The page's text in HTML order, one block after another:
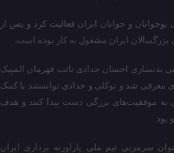
و جوانان ایران فعالیت کرد و پس از
بزرگسالان ایران مشغول به کار بوده است.
به عنوان مربی بدنسازی احسان حدادی نائب قهرمان المپیک
شد و توکلی و حدادی توانستند با کمک
به موفقیت‌های بزرگی دست پیدا کنند و هدف
توکلی در سال ۱۳۹۷ به عنوان سرمربی تیم ملی پاراوزنه برداری ایران